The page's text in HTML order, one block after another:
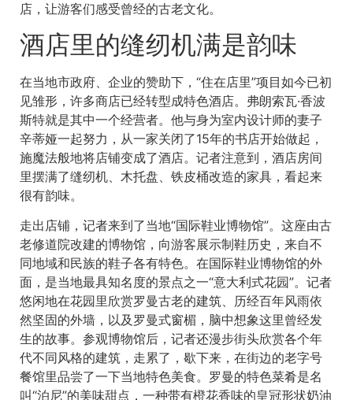
店，让游客们感受曾经的古老文化。
酒店里的缝纫机满是韵味
在当地市政府、企业的赞助下，“住在店里”项目如今已初
见雏形，许多商店已经转型成特色酒店。弗朗索瓦·香波
斯特就是其中一个经营者。他与身为室内设计师的妻子
辛蒂娅一起努力，从一家关闭了15年的书店开始做起，
施魔法般地将店铺变成了酒店。记者注意到，酒店房间
里摆满了缝纫机、木托盘、铁皮桶改造的家具，看起来
很有韵味。
走出店铺，记者来到了当地“国际鞋业博物馆”。这座由古
老修道院改建的博物馆，向游客展示制鞋历史，来自不
同地域和民族的鞋子各有特色。在国际鞋业博物馆的外
面，是当地最具知名度的景点之一“意大利式花园”。记者
悠闲地在花园里欣赏罗曼古老的建筑、历经百年风雨依
然坚固的外墙，以及罗曼式窗楣，脑中想象这里曾经发
生的故事。参观博物馆后，记者还漫步街头欣赏各个年
代不同风格的建筑，走累了，歇下来，在街边的老字号
餐馆里品尝了一下当地特色美食。罗曼的特色菜肴是名
叫“泊尼”的美味甜点，一种带有橙花香味的皇冠形状奶油